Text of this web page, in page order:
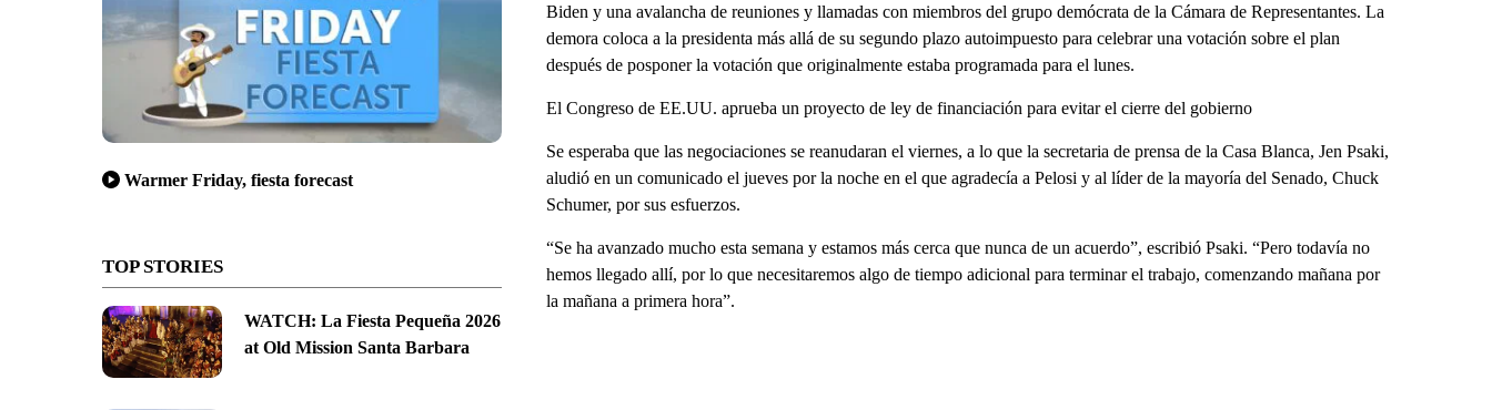
Warmer Friday, fiesta forecast
TOP STORIES
WATCH: La Fiesta Pequeña 2026
at Old Mission Santa Barbara
Biden y una avalancha de reuniones y llamadas con miembros del grupo demócrata de la Cámara de Representantes. La
demora coloca a la presidenta más allá de su segundo plazo autoimpuesto para celebrar una votación sobre el plan
después de posponer la votación que originalmente estaba programada para el lunes.
El Congreso de EE.UU. aprueba un proyecto de ley de financiación para evitar el cierre del gobierno
Se esperaba que las negociaciones se reanudaran el viernes, a lo que la secretaria de prensa de la Casa Blanca, Jen Psaki,
aludió en un comunicado el jueves por la noche en el que agradecía a Pelosi y al líder de la mayoría del Senado, Chuck
Schumer, por sus esfuerzos.
“Se ha avanzado mucho esta semana y estamos más cerca que nunca de un acuerdo”, escribió Psaki. “Pero todavía no
hemos llegado allí, por lo que necesitaremos algo de tiempo adicional para terminar el trabajo, comenzando mañana por
la mañana a primera hora”.